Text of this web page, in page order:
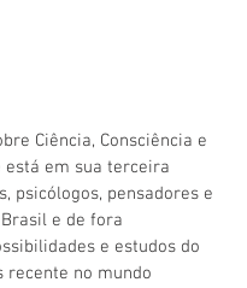
Ciência, Consciência e
está em sua terceira
psicólogos, pensadores e
e de fora
e estudos do
recente no mundo